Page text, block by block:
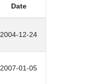
Date
2004-12-24
2007-01-05